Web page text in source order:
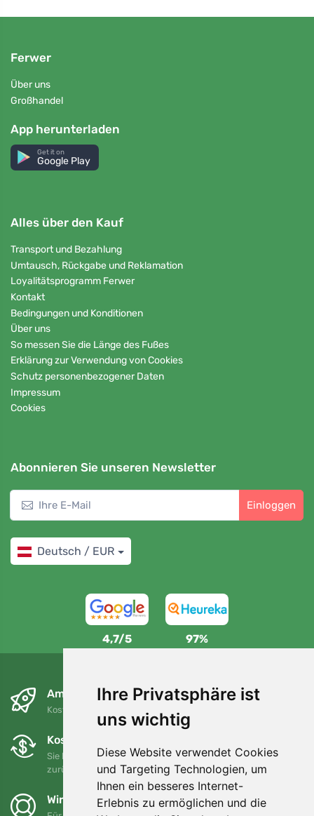
Ihre Privatsphäre ist
uns wichtig
Diese Website verwendet Cookies
und Targeting Technologien, um
Ihnen ein besseres Internet-
Erlebnis zu ermöglichen und die
Ferwer
Über uns
Großhandel
App herunterladen
Get it on
Google Play
Alles über den Kauf
Transport und Bezahlung
Umtausch, Rückgabe und Reklamation
Loyalitätsprogramm Ferwer
Kontakt
Bedingungen und Konditionen
Über uns
So messen Sie die Länge des Fußes
Erklärung zur Verwendung von Cookies
Schutz personenbezogener Daten
Impressum
Cookies
Abonnieren Sie unseren Newsletter
Einloggen
Deutsch / EUR
4,7/5 97%
Am nächsten Tag und kostenlos
Kostenloser Versand für Bestellungen über 80 EUR
Kostenloser Umtausch und Rückgabe
Sie können Ihre Bestellung jederzeit innerhalb von 90 Tagen
zurückgeben oder umtauschen.
Wir unterstützen Trees.org